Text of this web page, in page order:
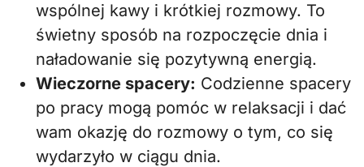
wspólnej kawy i krótkiej rozmowy. To
świetny sposób na rozpoczęcie dnia i
naładowanie się pozytywną energią.
Wieczorne spacery: Codzienne spacery
po pracy mogą pomóc w relaksacji i dać
wam okazję do rozmowy o tym, co się
wydarzyło w ciągu dnia.